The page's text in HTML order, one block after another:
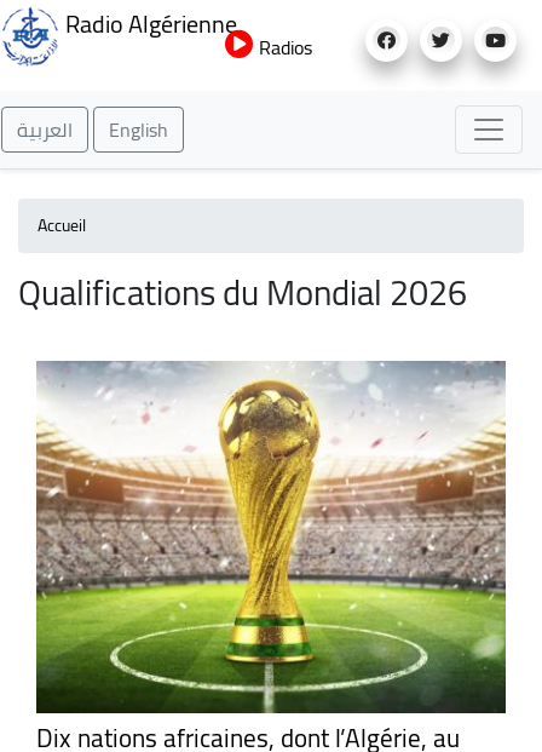
au
Radio Algérienne
Radios
العربية English
Accueil
Qualifications du Mondial 2026
Dix nations africaines, dont l’Algérie, au